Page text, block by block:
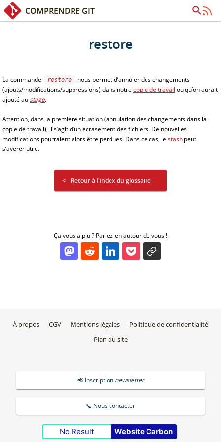
Accès rapide : Contenu
COMPRENDRE GIT
restore
La commande restore
nous permet d’annuler des changements
(ajouts/modifications/suppressions) dans notre copie de travail ou qu’on aurait
ajouté austage.
Attention, dans la première situation (annulation des changements dans la
copie de travail), il s’agit d’un écrasement des fichiers. De nouvelles
modifications pourraient alors être perdues. Dans ce cas, le stash peut
s’avérer utile.
Retour à l'index du glossaire
Ça vous a plu ? Parlez-en autour de vous !
À propos CGV Mentions légales
Politique de confidentialité
Plan du site
📢 Inscription newsletter
📞 Nous contacter
No Result Website Carbon